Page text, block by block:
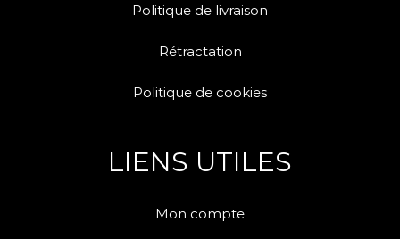
Politique de livraison
Rétractation
Politique de cookies
LIENS UTILES
Mon compte